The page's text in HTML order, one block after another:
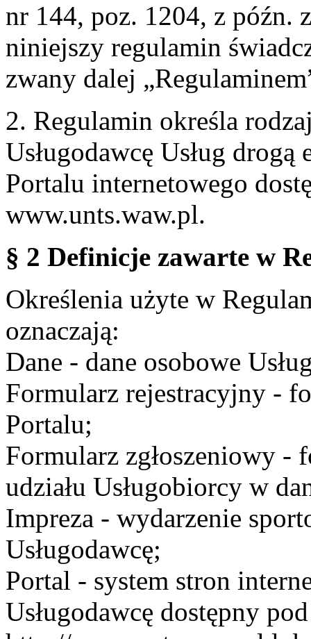
nr 144, poz. 1204, z późn.
niniejszy regulamin
zwany dalej
2. Regulamin określa
Usługodawcę Usług
Portalu internetowego
www.unts.waw.pl.
§ 2 Definicje zawarte w
Określenia użyte w
oznaczają:
Dane - dane osobowe
Formularz rejestracyjny -
Portalu;
Formularz zgłoszeniowy -
udziału Usługobiorcy w
Impreza - wydarzenie
Usługodawcę;
Portal - system stron
Usługodawcę dostępny